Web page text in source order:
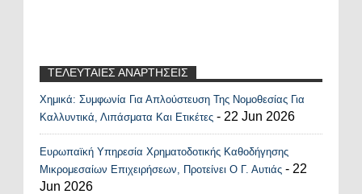
ΤΕΛΕΥΤΑΙΕΣ ΑΝΑΡΤΗΣΕΙΣ
Recent Posts Widget
Χημικά: Συμφωνία Για Απλούστευση Της Νομοθεσίας Για
Καλλυντικά, Λιπάσματα Και Ετικέτες - 22 Jun 2026
Ευρωπαϊκή Υπηρεσία Χρηματοδοτικής Καθοδήγησης
Μικρομεσαίων Επιχειρήσεων, Προτείνει Ο Γ. Αυτιάς - 22
Jun 2026